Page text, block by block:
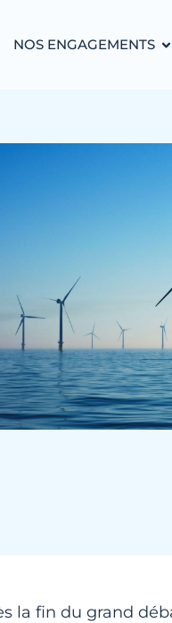
NOS ENGAGEMENTS
la fin du grand